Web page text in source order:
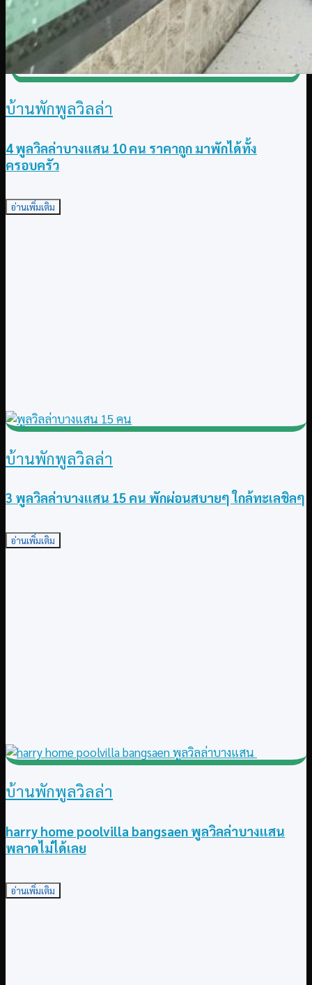
บ้านพักพูลวิลล่า
4 พูลวิลล่าบางแสน 10 คน ราคาถูก มาพักได้ทั้ง
ครอบครัว
อ่านเพิ่มเติม
บ้านพักพูลวิลล่า
3 พูลวิลล่าบางแสน 15 คน พักผ่อนสบายๆ ใกล้ทะเลชิลๆ
อ่านเพิ่มเติม
บ้านพักพูลวิลล่า
harry home poolvilla bangsaen พูลวิลล่าบางแสน
พลาดไม่ได้เลย
อ่านเพิ่มเติม